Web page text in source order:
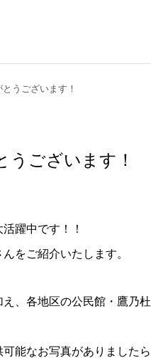
うございます！
うございます！
躍中です！！
をご紹介いたします。
、各地区の公民館・鷹乃
能なお写真がありましたら